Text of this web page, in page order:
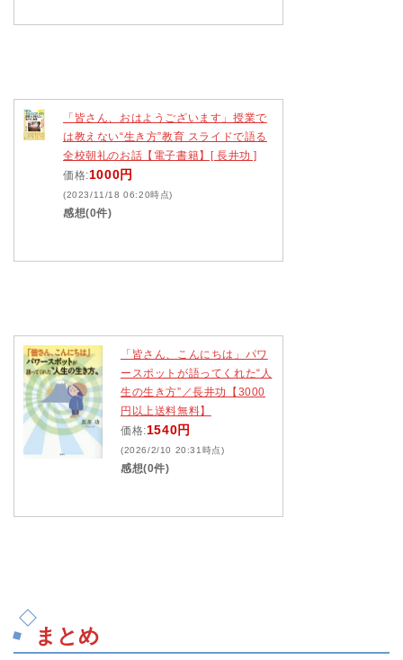
「皆さん、おはようございます」授業で
は教えない“生き方”教育 スライドで語る
全校朝礼のお話【電子書籍】[ 長井功 ]
価格:1000円
(2023/11/18 06:20時点)
感想(0件)
「皆さん、こんにちは」パワ
ースポットが語ってくれた“人
生の生き方”／長井功【3000
円以上送料無料】
価格:1540円
(2026/2/10 20:31時点)
感想(0件)
まとめ